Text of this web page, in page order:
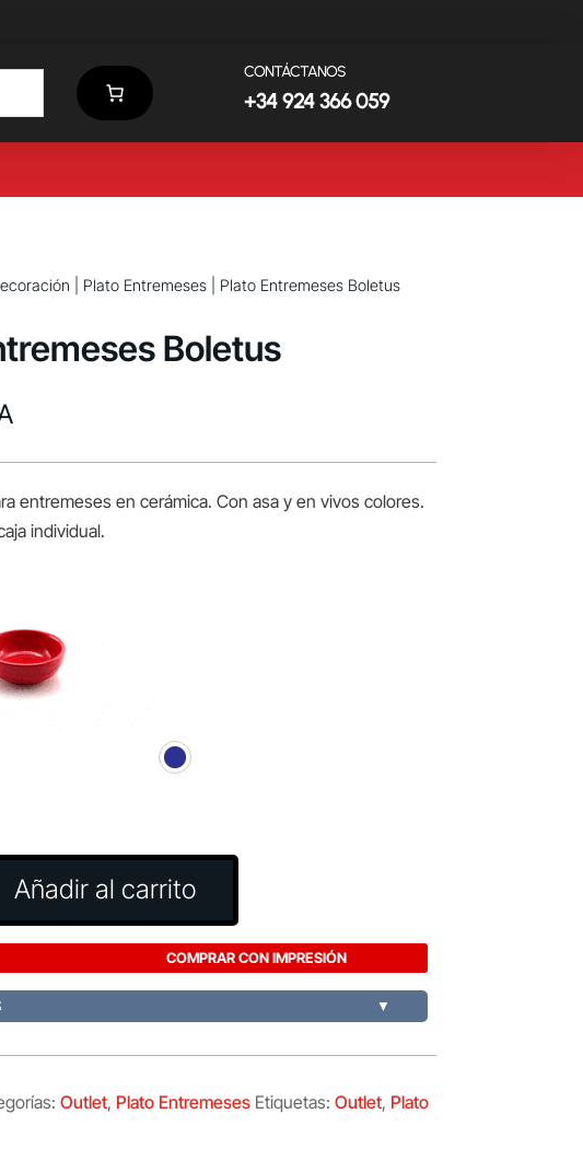
CONTÁCTANOS
+34 924 366 059
Plato Entremeses| Plato Entremeses Boletus
Boletus
entremeses en cerámica. Con asa y en vivos colores.
individual.
Añadir al carrito
COMPRAR CON IMPRESIÓN
▼
Outlet, Plato Entremeses Etiquetas: Outlet, Plato